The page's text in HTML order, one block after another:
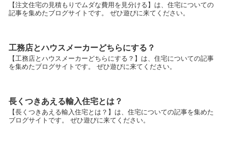
【注文住宅の見積もりでムダな費用を見分ける】は、住宅についての
記事を集めたブログサイトです。 ぜひ遊びに来てください。
工務店とハウスメーカーどちらにする？
【工務店とハウスメーカーどちらにする？】は、住宅についての記事
を集めたブログサイトです。 ぜひ遊びに来てください。
長くつきあえる輸入住宅とは？
【長くつきあえる輸入住宅とは？】は、住宅についての記事を集めた
ブログサイトです。 ぜひ遊びに来てください。